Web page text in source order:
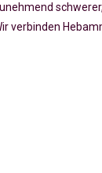
verbinden